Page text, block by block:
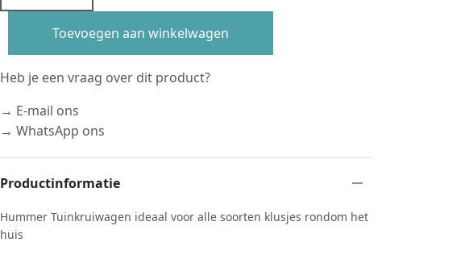
Toevoegen aan winkelwagen
Heb je een vraag over dit product?
→ E-mail ons
→ WhatsApp ons
Productinformatie
Hummer Tuinkruiwagen ideaal voor alle soorten klusjes rondom het
huis